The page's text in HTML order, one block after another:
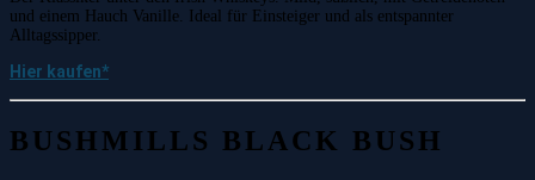
und einem Hauch Vanille. Ideal für Einsteiger und als entspannter
Alltagssipper.
Hier kaufen*
BUSHMILLS BLACK BUSH